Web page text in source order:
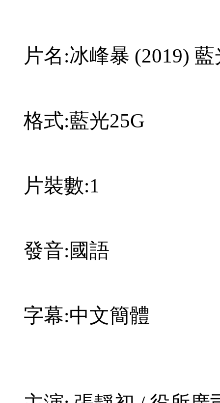
片名:冰峰暴 (2019) 藍
格式:藍光25G
片裝數:1
發音:國語
字幕:中文簡體